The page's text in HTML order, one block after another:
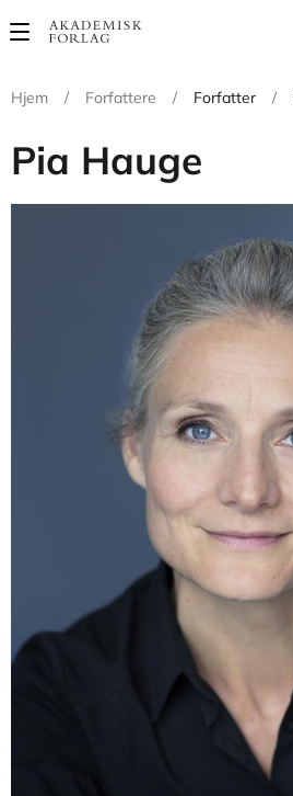
Main
Hjem
/ Forfattere / Forfatter /
Pia Hauge